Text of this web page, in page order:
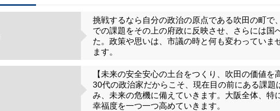
挑戦するなら自分の政治の原点である吹田の町
での課題をその上の府政に反映させ、さらには
た。政策や思いは、市議の時と何も変わってい
ます。
【未来の安全安心の土台をつくり、吹田の価値を
30代の政治家だからこそ、現在目の前にある課
み、未来の危機に備えていきます。大阪全体、特
幸福度を一つ一つ高めていきます。